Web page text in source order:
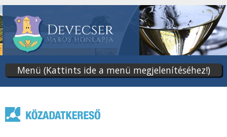
tartalomra
Menü (Kattints ide a menü megjelenítéséhez!)